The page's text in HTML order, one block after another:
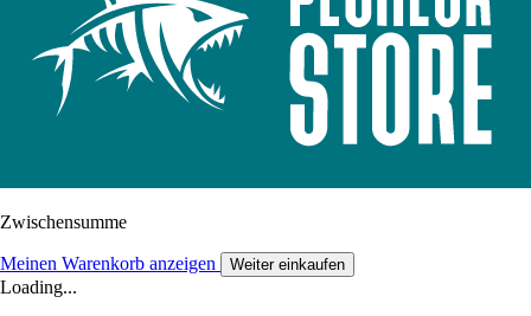
Zwischensumme
Meinen Warenkorb anzeigen Weiter einkaufen
Loading...